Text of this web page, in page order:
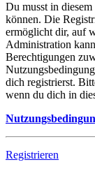
Du musst in
können. Die
ermöglicht dir, auf
Administration
Berechtigungen
dich registrierst.
wenn du dich in
Registrieren